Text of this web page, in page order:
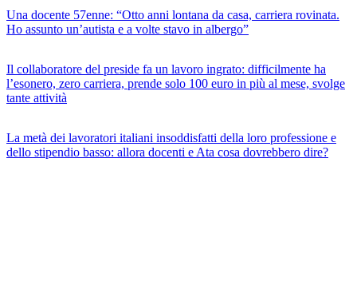
Una docente 57enne: “Otto anni lontana da casa, carriera rovinata.
Ho assunto un’autista e a volte stavo in albergo”
Il collaboratore del preside fa un lavoro ingrato: difficilmente ha
l’esonero, zero carriera, prende solo 100 euro in più al mese, svolge
tante attività
La metà dei lavoratori italiani insoddisfatti della loro professione e
dello stipendio basso: allora docenti e Ata cosa dovrebbero dire?